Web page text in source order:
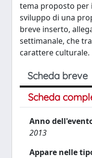
tema proposto per
sviluppo di una
breve inserto,
settimanale, che
carattere culturale.
Scheda breve
Scheda
Anno
2013
Appare nelle